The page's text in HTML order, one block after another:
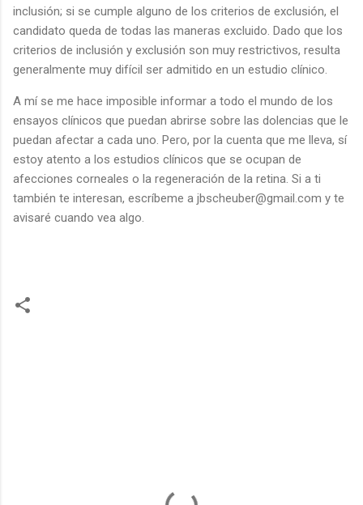
inclusión; si se cumple alguno de los criterios de exclusión, el
candidato queda de todas las maneras excluido. Dado que los
criterios de inclusión y exclusión son muy restrictivos, resulta
generalmente muy difícil ser admitido en un estudio clínico.
A mí se me hace imposible informar a todo el mundo de los
ensayos clínicos que puedan abrirse sobre las dolencias que le
puedan afectar a cada uno. Pero, por la cuenta que me lleva, sí
estoy atento a los estudios clínicos que se ocupan de
afecciones corneales o la regeneración de la retina. Si a ti
también te interesan, escríbeme a jbscheuber@gmail.com y te
avisaré cuando vea algo.